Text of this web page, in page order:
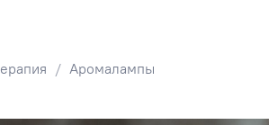
Аромалампы